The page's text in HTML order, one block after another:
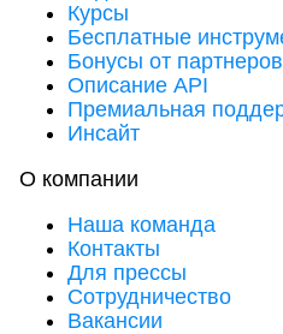
Курсы
Бесплатные
Бонусы от партнеров
Описание API
Премиальная
Инсайт
О компании
Наша команда
Контакты
Для прессы
Сотрудничество
Вакансии